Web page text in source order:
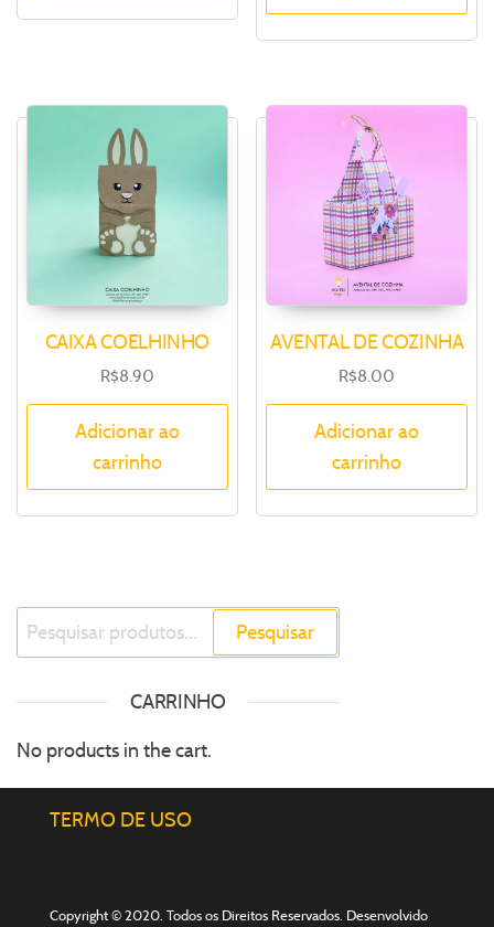
CAIXA COELHINHO
R$8.90
Adicionar ao
carrinho
AVENTAL DE COZINHA
R$8.00
Adicionar ao
carrinho
Pesquisar
CARRINHO
No products in the cart.
TERMO DE USO
Copyright © 2020. Todos os Direitos Reservados. Desenvolvido